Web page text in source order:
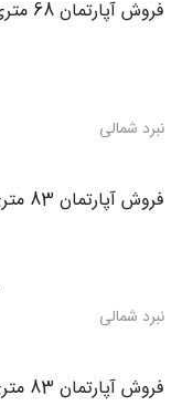
فروش آپارتمان 68 متری
نبرد شمالی
فروش آپارتمان 83 متری
نبرد شمالی
فروش آپارتمان 83 متری